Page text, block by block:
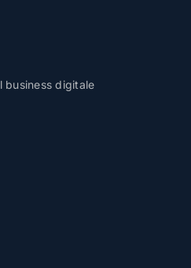
business digitale